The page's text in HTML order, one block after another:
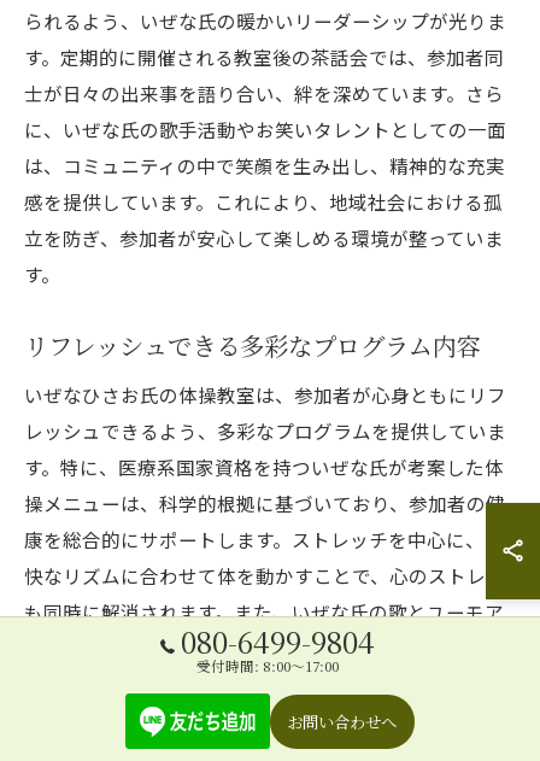
られるよう、いぜな氏の暖かいリーダーシップが光りま
す。定期的に開催される教室後の茶話会では、参加者同
士が日々の出来事を語り合い、絆を深めています。さら
に、いぜな氏の歌手活動やお笑いタレントとしての一面
は、コミュニティの中で笑顔を生み出し、精神的な充実
感を提供しています。これにより、地域社会における孤
立を防ぎ、参加者が安心して楽しめる環境が整っていま
す。
リフレッシュできる多彩なプログラム内容
いぜなひさお氏の体操教室は、参加者が心身ともにリフ
レッシュできるよう、多彩なプログラムを提供していま
す。特に、医療系国家資格を持ついぜな氏が考案した体
操メニューは、科学的根拠に基づいており、参加者の健
康を総合的にサポートします。ストレッチを中心に、軽
快なリズムに合わせて体を動かすことで、心のストレス
も同時に解消されます。また、いぜな氏の歌とユーモア
を取り入れたプログラムは、高齢者の皆さんに大変人気
なプログラムを通じて、参加者は日々の生活に新たな活
080-6499-9804
受付時間: 8:00～17:00
お問い合わせへ